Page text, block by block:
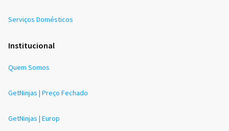
Serviços Domésticos
Institucional
Quem Somos
GetNinjas | Preço Fechado
GetNinjas | Europ